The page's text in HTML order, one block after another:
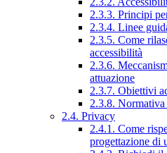
2.3.3. Principi
2.3.4. Linee
2.3.5. Come
accessibilità
2.3.6.
attuazione
2.3.7. Obiettivi
2.3.8.
2.4. Privacy
2.4.1. Come
progettazione di